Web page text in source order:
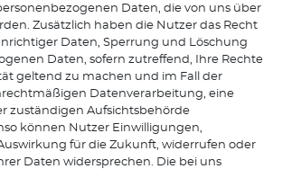
Daten, die von uns über
Zusätzlich haben die Nutzer das Recht
Daten, Sperrung und Löschung
Daten, sofern zutreffend, Ihre Rechte
geltend zu machen und im Fall der
Datenverarbeitung, eine
zuständigen Aufsichtsbehörde
können Nutzer Einwilligungen,
für die Zukunft, widerrufen oder
Daten widersprechen. Die bei uns